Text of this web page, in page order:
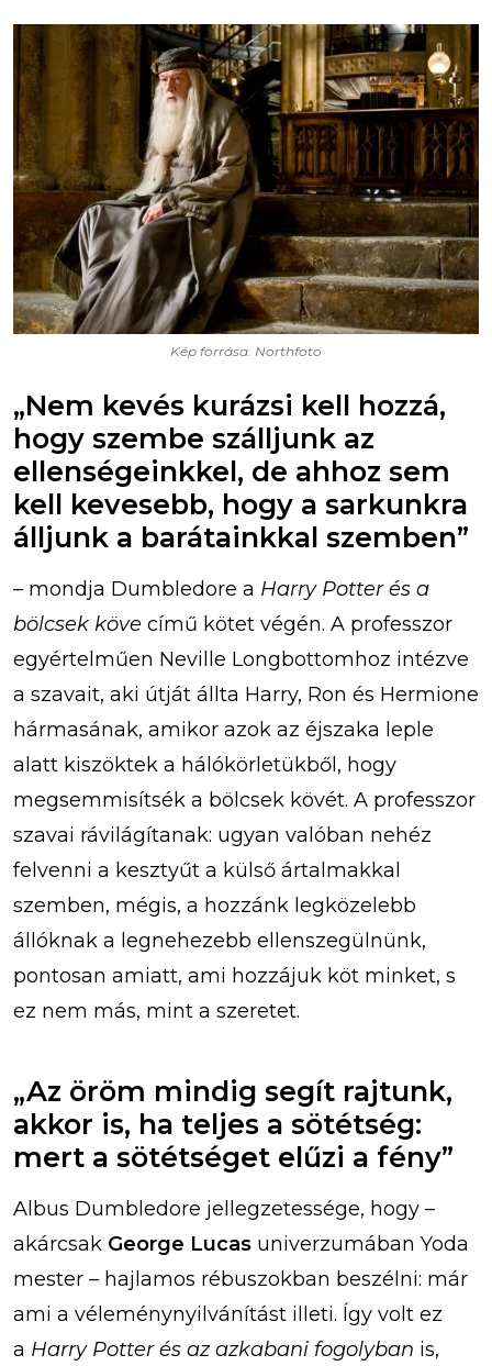
Kép forrása: Northfoto
„Nem kevés kurázsi kell hozzá,
hogy szembe szálljunk az
ellenségeinkkel, de ahhoz sem
kell kevesebb, hogy a sarkunkra
álljunk a barátainkkal szemben”
– mondja Dumbledore a Harry Potter és a
bölcsek köve című kötet végén. A professzor
egyértelműen Neville Longbottomhoz intézve
a szavait, aki útját állta Harry, Ron és Hermione
hármasának, amikor azok az éjszaka leple
alatt kiszöktek a hálókörletükből, hogy
megsemmisítsék a bölcsek kövét. A professzor
szavai rávilágítanak: ugyan valóban nehéz
felvenni a kesztyűt a külső ártalmakkal
szemben, mégis, a hozzánk legközelebb
állóknak a legnehezebb ellenszegülnünk,
pontosan amiatt, ami hozzájuk köt minket, s
ez nem más, mint a szeretet.
„Az öröm mindig segít rajtunk,
akkor is, ha teljes a sötétség:
mert a sötétséget elűzi a fény”
Albus Dumbledore jellegzetessége, hogy –
akárcsak George Lucas univerzumában Yoda
mester – hajlamos rébuszokban beszélni: már
ami a véleménynyilvánítást illeti. Így volt ez
a Harry Potter és az azkabani fogolyban is,